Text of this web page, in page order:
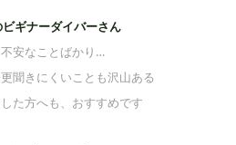
ギナーダイバーさん
安なことばかり…
聞きにくいことも沢山ある
た方へも、おすすめです